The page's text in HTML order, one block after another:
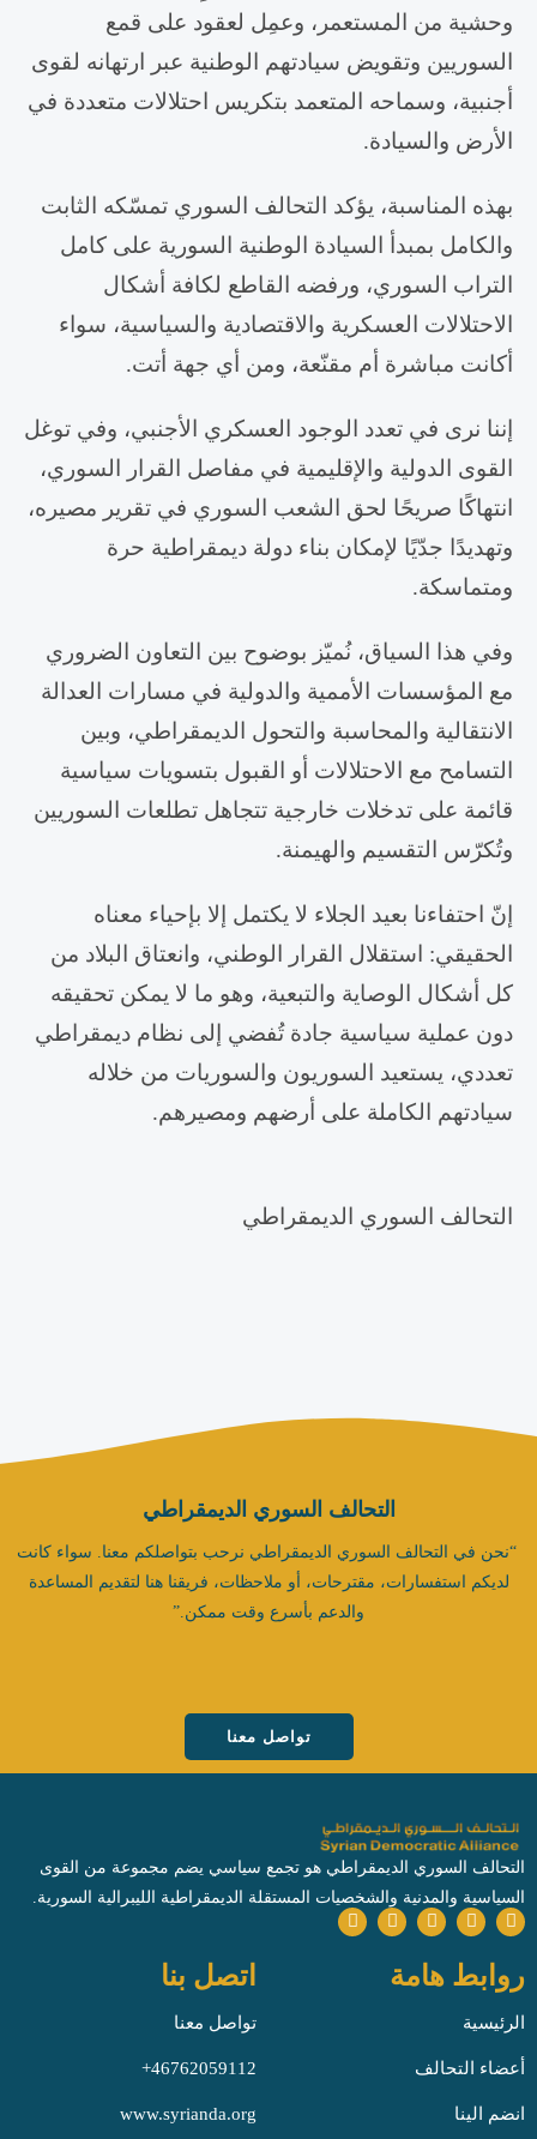
وحشية من المستعمر، وعمِل لعقود على قمع
السوريين وتقويض سيادتهم الوطنية عبر ارتهانه لقوى
أجنبية، وسماحه المتعمد بتكريس احتلالات متعددة في
الأرض والسيادة.
‎بهذه المناسبة، يؤكد التحالف السوري تمسّكه الثابت
والكامل بمبدأ السيادة الوطنية السورية على كامل
التراب السوري، ورفضه القاطع لكافة أشكال
الاحتلالات العسكرية والاقتصادية والسياسية، سواء
أكانت مباشرة أم مقنّعة، ومن أي جهة أتت.
‎إننا نرى في تعدد الوجود العسكري الأجنبي، وفي توغل
القوى الدولية والإقليمية في مفاصل القرار السوري،
انتهاكًا صريحًا لحق الشعب السوري في تقرير مصيره،
وتهديدًا جدّيًا لإمكان بناء دولة ديمقراطية حرة
ومتماسكة.
‎وفي هذا السياق، نُميّز بوضوح بين التعاون الضروري
مع المؤسسات الأممية والدولية في مسارات العدالة
الانتقالية والمحاسبة والتحول الديمقراطي، وبين
التسامح مع الاحتلالات أو القبول بتسويات سياسية
قائمة على تدخلات خارجية تتجاهل تطلعات السوريين
وتُكرّس التقسيم والهيمنة.
‎إنّ احتفاءنا بعيد الجلاء لا يكتمل إلا بإحياء معناه
الحقيقي: استقلال القرار الوطني، وانعتاق البلاد من
كل أشكال الوصاية والتبعية، وهو ما لا يمكن تحقيقه
دون عملية سياسية جادة تُفضي إلى نظام ديمقراطي
تعددي، يستعيد السوريون والسوريات من خلاله
سيادتهم الكاملة على أرضهم ومصيرهم.
التحالف السوري الديمقراطي
التحالف السوري الديمقراطي
“نحن في التحالف السوري الديمقراطي نرحب بتواصلكم معنا. سواء كانت
لديكم استفسارات، مقترحات، أو ملاحظات، فريقنا هنا لتقديم المساعدة
والدعم بأسرع وقت ممكن.”
تواصل معنا
التحالف السوري الديمقراطي هو تجمع سياسي يضم مجموعة من القوى
السياسية والمدنية والشخصيات المستقلة الديمقراطية الليبرالية السورية.
روابط هامة
الرئيسية
أعضاء التحالف
انضم الينا
اتصل بنا
تواصل معنا
www.syrianda.org